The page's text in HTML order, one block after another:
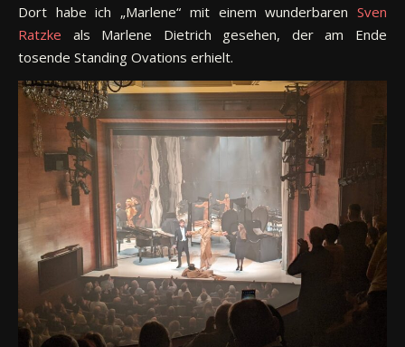
Dort habe ich „Marlene“ mit einem wunderbaren Sven
Ratzke als Marlene Dietrich gesehen, der am Ende
tosende Standing Ovations erhielt.